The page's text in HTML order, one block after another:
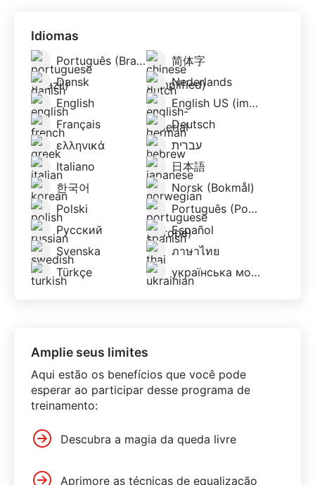
Idiomas
Português (Brazil)
简体字
Dansk
Nederlands
English
English US (imperial)
Français
Deutsch
ελληνικά
עברית
Italiano
日本語
한국어
Norsk (Bokmål)
Polski
Português (Portugal)
Русский
Español
Svenska
ภาษาไทย
Türkçe
українська мова
Amplie seus limites
Aqui estão os benefícios que você pode
esperar ao participar desse programa de
treinamento:
Descubra a magia da queda livre
Aprimore as técnicas de equalização